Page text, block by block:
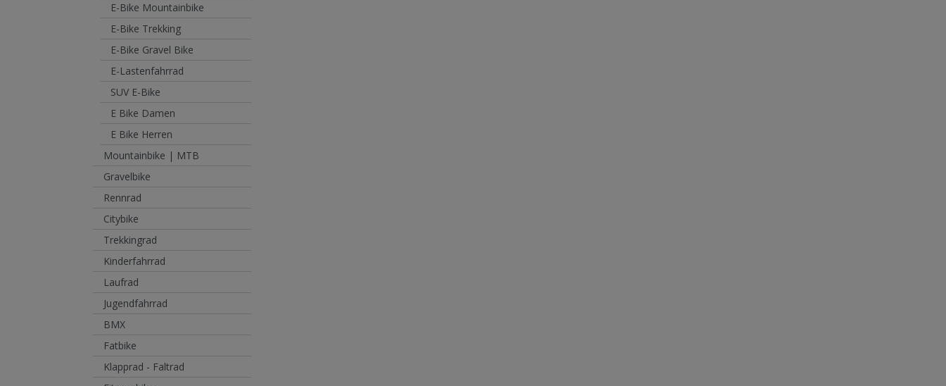
E-Bike Mountainbike
E-Bike Trekking
E-Bike Gravel Bike
E-Lastenfahrrad
SUV E-Bike
E Bike Damen
E Bike Herren
Mountainbike | MTB
Gravelbike
Rennrad
Citybike
Trekkingrad
Kinderfahrrad
Laufrad
Jugendfahrrad
BMX
Fatbike
Klapprad - Faltrad